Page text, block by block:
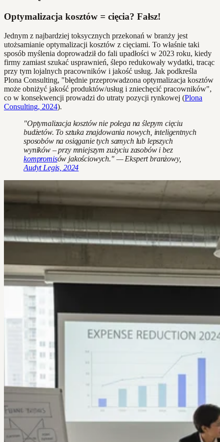
Optymalizacja kosztów = cięcia? Fałsz!
Jednym z najbardziej toksycznych przekonań w branży jest
utożsamianie optymalizacji kosztów z cięciami. To właśnie taki
sposób myślenia doprowadził do fali upadłości w 2023 roku, kiedy
firmy zamiast szukać usprawnień, ślepo redukowały wydatki, tracąc
przy tym lojalnych pracowników i jakość usług. Jak podkreśla
Plona Consulting, "błędnie przeprowadzona optymalizacja kosztów
może obniżyć jakość produktów/usług i zniechęcić pracowników",
co w konsekwencji prowadzi do utraty pozycji rynkowej (Plona
Consulting, 2024).
"Optymalizacja kosztów nie polega na ślepym cięciu
budżetów. To sztuka znajdowania nowych, inteligentnych
sposobów na osiąganie tych samych lub lepszych
wyników – przy mniejszym zużyciu zasobów i bez
kompromisów jakościowych." — Ekspert branżowy,
Audyt Legis, 2024